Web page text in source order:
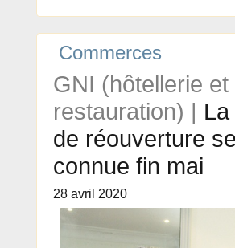
Commerces
GNI (hôtellerie et
restauration) |
de réouverture
connue fin mai
28 avril 2020